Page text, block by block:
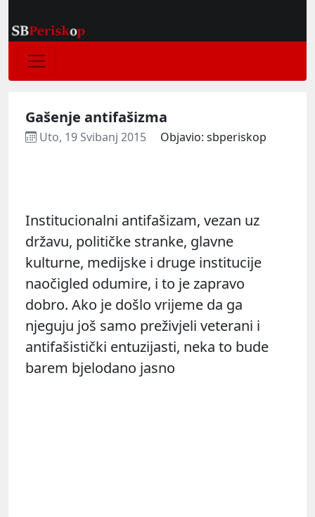
Gašenje antifašizma
Uto, 19 Svibanj 2015 Objavio: sbperiskop
Institucionalni antifašizam, vezan uz
državu, političke stranke, glavne
kulturne, medijske i druge institucije
naočigled odumire, i to je zapravo
dobro. Ako je došlo vrijeme da ga
njeguju još samo preživjeli veterani i
antifašistički entuzijasti, neka to bude
barem bjelodano jasno